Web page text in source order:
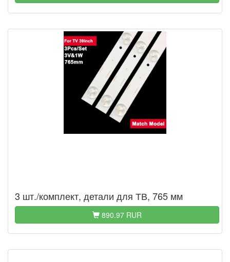
3 шт./комплект, детали для ТВ, 765 мм
890.97 RUR